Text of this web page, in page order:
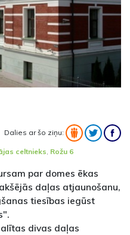
Dalies ar šo ziņu:
celtnieks, Rožu 6
par domes ēkas
daļas atjaunošanu,
tiesības iegūst
divas daļas